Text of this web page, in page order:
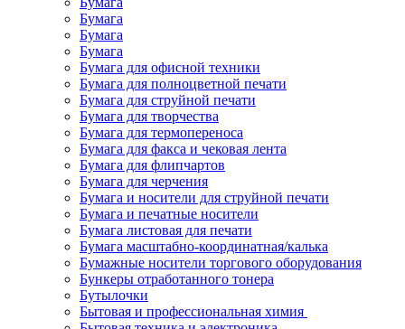
Бумага
Бумага
Бумага
Бумага для офисной техники
Бумага для полноцветной печати
Бумага для струйной печати
Бумага для творчества
Бумага для термопереноса
Бумага для факса и чековая лента
Бумага для флипчартов
Бумага для черчения
Бумага и носители для струйной печати
Бумага и печатные носители
Бумага листовая для печати
Бумага масштабно-координатная/калька
Бумажные носители торгового оборудования
Бункеры отработанного тонера
Бутылочки
Бытовая и профессиональная химия